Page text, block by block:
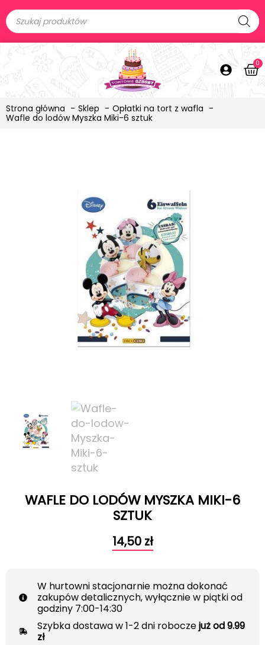
0
Strona główna Sklep
Opłatki na tort z wafla
Wafle do lodów Myszka Miki-6 sztuk
WAFLE DO LODÓW MYSZKA MIKI-6
SZTUK
14,50 zł
W hurtowni stacjonarnie można dokonać
zakupów detalicznych, wyłącznie w piątki od
godziny 7:00-14:30
Szybka dostawa w 1-2 dni roboczejuż od 9.99
zł